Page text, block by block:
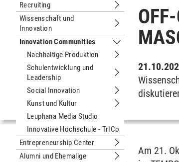
Recruiting
Untermenu Recruiting
Wissenschaft und
Innovation
Untermenu
Innovation Communities
Untermenu
Nachhaltige Produktion
Untermenu
Schulentwicklung und
Leadership
Untermenu
Social Innovation
Untermenu Social
Kunst und Kultur
Untermenu Kunst und
Leuphana Media Studio
Innovative Hochschule - TrICo
Entrepreneurship Center
Untermenu
Alumni und Ehemalige
Am 21.